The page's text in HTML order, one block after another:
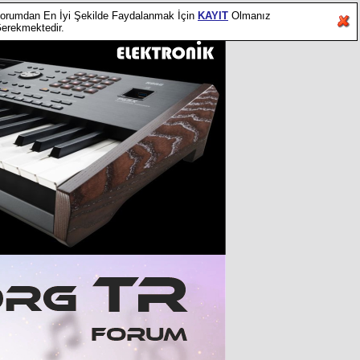
En İyi Şekilde Faydalanmak İçin KAYIT Olmanız